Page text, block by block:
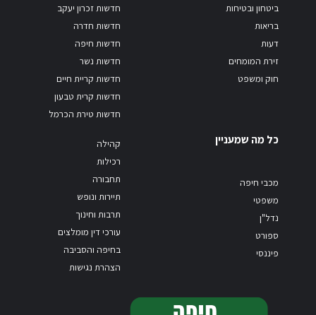
ביטחון ובטיחות
בריאות
דעות
זירת המומחים
חוק ומשפט
חדשות זכרון יעקב
חדשות חדרה
חדשות חיפה
חדשות נשר
חדשות קריית חיים
חדשות קרית טבעון
חדשות טירת הכרמל
כל מה שמעניין
מכבי חיפה
משפטי
נדל"ן
ספורט
פיננסי
קהילה
רכילות
תחבורה
תיירות ונופש
תרבות וחינוך
עורכי דין מומלצים
בחיפה והסביבה
הצהרת נגישות